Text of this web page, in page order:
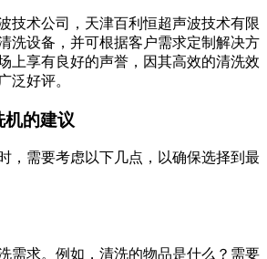
技术公司，天津百利恒超声波技术有限
洗设备，并可根据客户需求定制解决方
上享有良好的声誉，因其高效的清洗效
泛好评。
机的建议
，需要考虑以下几点，以确保选择到最
需求。例如，清洗的物品是什么？需要